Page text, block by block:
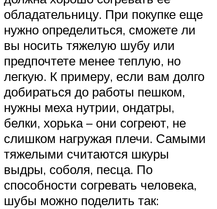
обладательницу. При покупке еще
нужно определиться, сможете ли
вы носить тяжелую шубу или
предпочтете менее теплую, но
легкую. К примеру, если вам долго
добираться до работы пешком,
нужны меха нутрии, ондатры,
белки, хорька – они согреют, не
слишком нагружая плечи. Самыми
тяжелыми считаются шкуры
выдры, соболя, песца. По
способности согревать человека,
шубы можно поделить так: